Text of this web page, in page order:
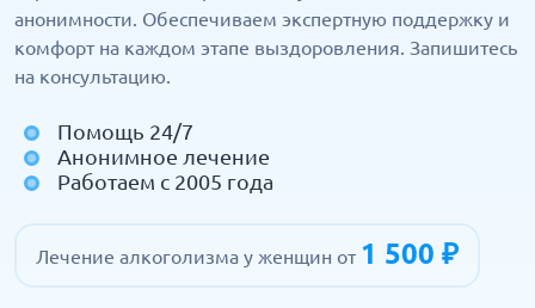
анонимности. Обеспечиваем экспертную поддержку и
комфорт на каждом этапе выздоровления. Запишитесь
на консультацию.
Помощь 24/7
Анонимное лечение
Работаем с 2005 года
Лечение алкоголизма у женщин от 1 500 ₽